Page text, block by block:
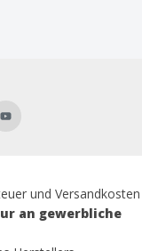
und Versandkosten
an gewerbliche